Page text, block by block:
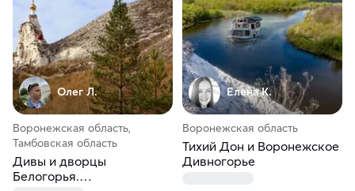
Олег Л.
Воронежская область,
Тамбовская область
Дивы и дворцы
Белогорья.
Елена К.
Воронежская область
Тихий Дон и Воронежское
Дивногорье